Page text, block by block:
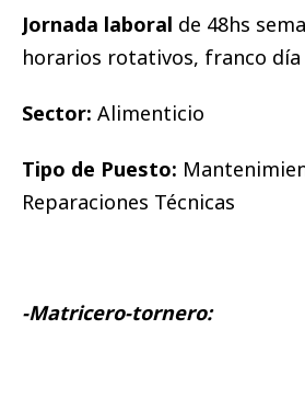
Jornada laboral de 48hs
horarios rotativos, franco día
Sector: Alimenticio
Tipo de Puesto:
Reparaciones Técnicas
-Matricero-tornero: